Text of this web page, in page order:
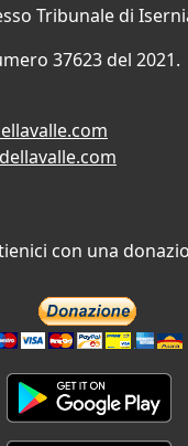
Tribunale di
37623 del 2021.
con una